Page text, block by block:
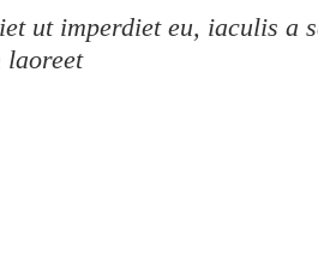
ut imperdiet eu, iaculis a
laoreet